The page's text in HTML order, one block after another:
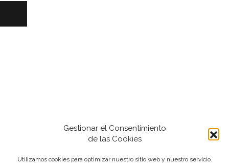
Gestionar el Consentimiento
de las Cookies
Utilizamos cookies para optimizar nuestro sitio web y nuestro servicio.